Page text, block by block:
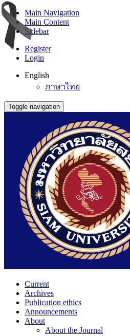
Main Navigation
Main Content
Sidebar
Register
Login
English
ภาษาไทย
Toggle navigation
Current
Archives
Publication ethics
Announcements
About
About the Journal